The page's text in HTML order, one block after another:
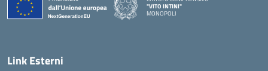
"VITO INTINI"
MONOPOLI
Link Esterni